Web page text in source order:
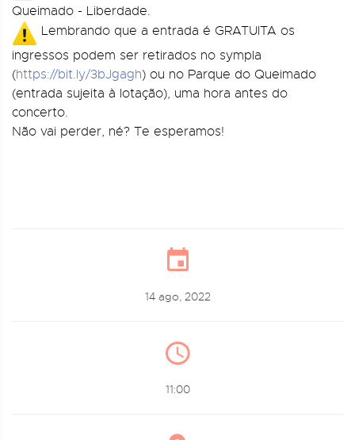
Queimado - Liberdade.
Lembrando que a entrada é GRATUITA os
ingressos podem ser retirados no sympla
(https://bit.ly/3bJgagh) ou no Parque do Queimado
(entrada sujeita à lotação), uma hora antes do
concerto.
Não vai perder, né? Te esperamos!
14 ago, 2022
11:00